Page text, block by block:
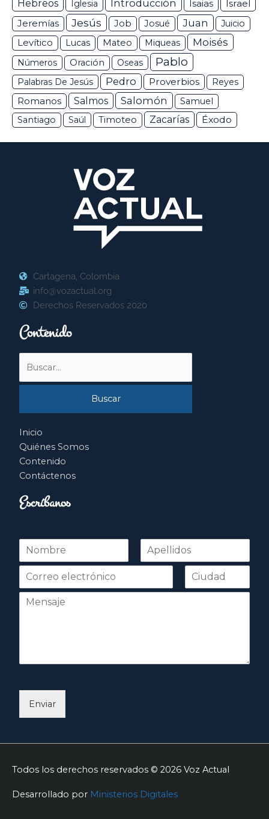
Hebreos
Iglesia Introducción Isaias Israel
Jeremías Jesús Job Josué Juan
Juicio
Levítico
Lucas Mateo Miqueas Moisés
Números Oración Oseas Pablo
Palabras De Jesús Pedro Proverbios Reyes
Romanos Salmos Salomón
Samuel
Santiago
Saúl Timoteo Zacarías Éxodo
Cartagena, Colombia
info@vozactual.org
Derechos Reservados 2020
Contenido
por:
Inicio
Quiénes Somos
Contenido
Contáctenos
Escríbanos
N
m
r
Nombre Apellidos
Enviar
Todos los derechos reservados © 2026 Voz Actual
Desarrollado por Ministerios Digitales